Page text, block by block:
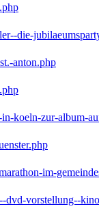
die-
anton.php
koeln-zur-album-
im-
dvd-vorstellung--